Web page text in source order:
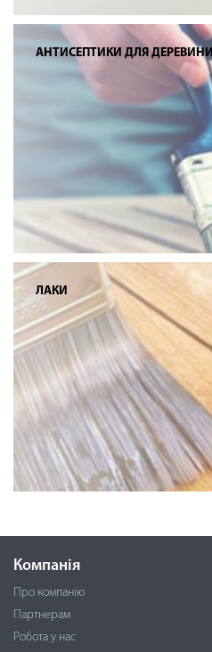
АНТИСЕПТИКИ ДЛЯ ДЕРЕВИНИ
ЛАКИ
Компанія
Про компанію
Партнерам
Робота у нас